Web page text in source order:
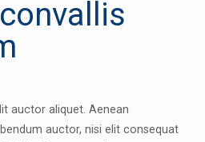
auctor aliquet. Aenean
auctor, nisi elit consequat